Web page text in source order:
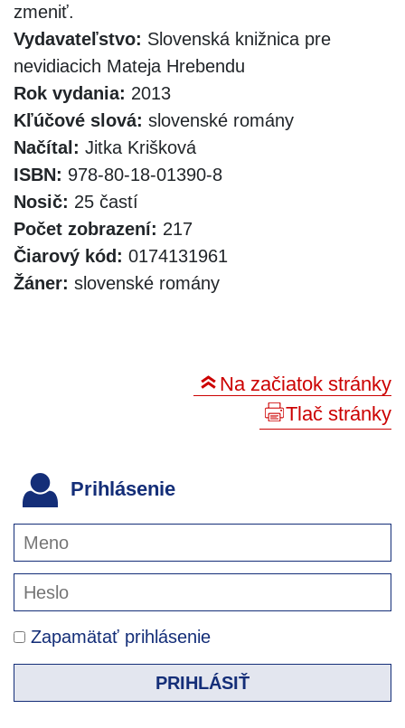
zmeniť.
Vydavateľstvo: Slovenská knižnica pre
nevidiacich Mateja Hrebendu
Rok vydania: 2013
Kľúčové slová: slovenské romány
Načítal: Jitka Krišková
ISBN: 978-80-18-01390-8
Nosič: 25 častí
Počet zobrazení: 217
Čiarový kód: 0174131961
Žáner: slovenské romány
Na začiatok stránky
Tlač stránky
Prihlásenie
Zapamätať prihlásenie
PRIHLÁSIŤ